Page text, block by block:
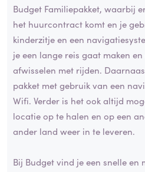
Budget Familiepakket, waarbij
het huurcontract komt en je
kinderzitje en een
je een lange reis gaat maken
afwisselen met rijden.
pakket met gebruik van een
Wifi. Verder is het ook altijd
locatie op te halen en op een
ander land weer in te leveren.
Bij Budget vind je een snelle en